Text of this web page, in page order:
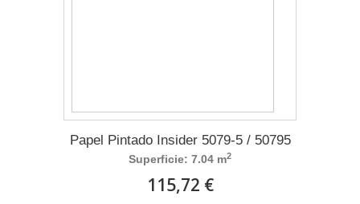
Papel Pintado Insider 5079-5 / 50795
Superficie: 7.04 m2
115,72 €